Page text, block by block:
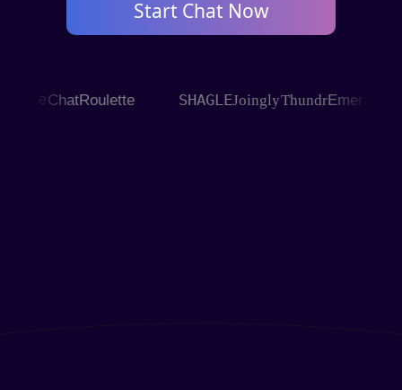
Start Chat Now
Thundr
Joingly
SHAGLE
ChatRoulette
Omegle